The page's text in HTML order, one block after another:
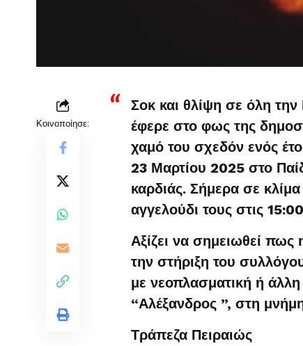
Κοινοποίησε:
Σοκ και θλίψη σε όλη
έφερε στο φως της
χαμό του σχεδόν ενός
23 Μαρτίου 2025 στο
καρδιάς. Σήμερα σε
αγγελούδι τους στις
Αξίζει να σημειωθεί πως
την στήριξη του
με νεοπλασματική ή
“Αλέξανδρος ”, στη
Τράπεζα Πειραιώς